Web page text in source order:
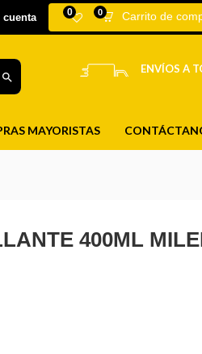
Carrito de
0
0
cuenta
ENVÍOS A
MAYORISTAS
400ML